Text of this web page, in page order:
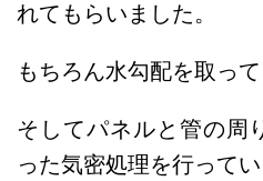
れてもらいました。
もちろん水勾配を取って
そしてパネルと管の周
った気密処理を行ってい